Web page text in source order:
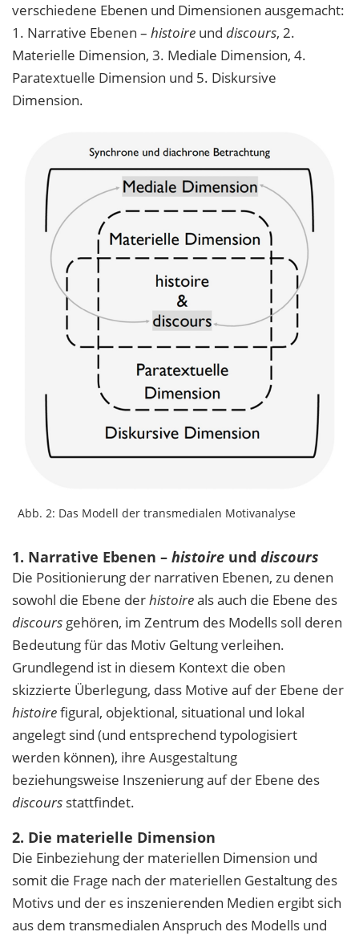
verschiedene Ebenen und Dimensionen ausgemacht:
1. Narrative Ebenen – histoire und discours, 2.
Materielle Dimension, 3. Mediale Dimension, 4.
Paratextuelle Dimension und 5. Diskursive
Dimension.
Abb. 2: Das Modell der transmedialen Motivanalyse
1. Narrative Ebenen – histoire und discours
Die Positionierung der narrativen Ebenen, zu denen
sowohl die Ebene derhistoireals auch die Ebene des
discours gehören, im Zentrum des Modells soll deren
Bedeutung für das Motiv Geltung verleihen.
Grundlegend ist in diesem Kontext die oben
skizzierte Überlegung, dass Motive auf der Ebene der
histoirefigural, objektional, situational und lokal
angelegt sind (und entsprechend typologisiert
werden können), ihre Ausgestaltung
beziehungsweise Inszenierung auf der Ebene des
discours stattfindet.
2. Die materielle Dimension
Die Einbeziehung der materiellen Dimension und
somit die Frage nach der materiellen Gestaltung des
Motivs und der es inszenierenden Medien ergibt sich
aus dem transmedialen Anspruch des Modells und